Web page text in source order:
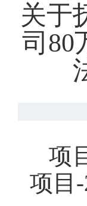
关于
司80
项
项目